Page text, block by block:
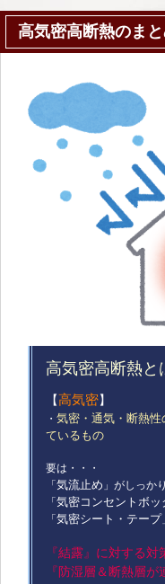
高気密高断熱のま
高気密高断熱と
【高気密】
・ 気密・通気・断熱
ているもの
要は・・・
「 気流止め 」がしっか
「 気密コンセントボッ
「 気密シート・テープ
『結露』に対する
『防湿層＆断熱層が